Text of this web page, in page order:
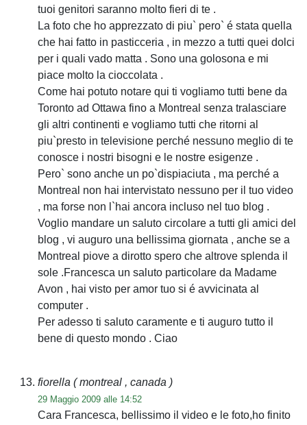
tuoi genitori saranno molto fieri di te .
La foto che ho apprezzato di piu` pero` é stata quella
che hai fatto in pasticceria , in mezzo a tutti quei dolci
per i quali vado matta . Sono una golosona e mi
piace molto la cioccolata .
Come hai potuto notare qui ti vogliamo tutti bene da
Toronto ad Ottawa fino a Montreal senza tralasciare
gli altri continenti e vogliamo tutti che ritorni al
piu`presto in televisione perché nessuno meglio di te
conosce i nostri bisogni e le nostre esigenze .
Pero` sono anche un po`dispiaciuta , ma perché a
Montreal non hai intervistato nessuno per il tuo video
, ma forse non l`hai ancora incluso nel tuo blog .
Voglio mandare un saluto circolare a tutti gli amici del
blog , vi auguro una bellissima giornata , anche se a
Montreal piove a dirotto spero che altrove splenda il
sole .Francesca un saluto particolare da Madame
Avon , hai visto per amor tuo si é avvicinata al
computer .
Per adesso ti saluto caramente e ti auguro tutto il
bene di questo mondo . Ciao
fiorella ( montreal , canada )
29 Maggio 2009 alle 14:52
Cara Francesca, bellissimo il video e le foto,ho finito